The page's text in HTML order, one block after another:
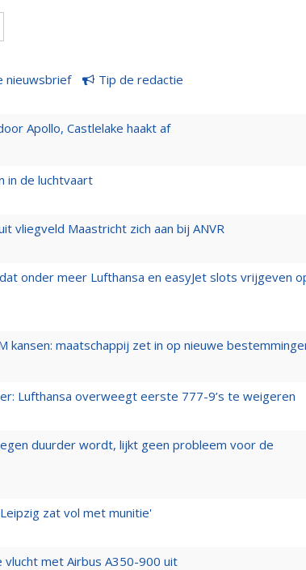
nieuwsbrief Tip de redactie
Apollo, Castlelake haakt af
in de luchtvaart
vliegveld Maastricht zich aan bij ANVR
onder meer Lufthansa en easyJet slots vrijgeven
kansen: maatschappij zet in op nieuwe
Lufthansa overweegt eerste 777-9’s te weigeren
duurder wordt, lijkt geen probleem voor de
zat vol met munitie'
met Airbus A350-900 uit